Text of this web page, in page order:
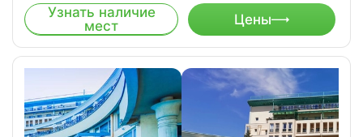
Узнать наличие
мест
Цены